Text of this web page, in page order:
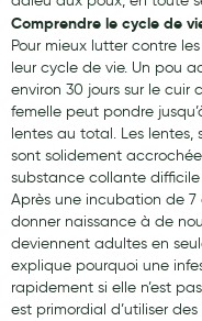
Comprendre le cycle de
Pour mieux lutter contre
leur cycle de vie. Un pou
environ 30 jours sur le cuir
femelle peut pondre
lentes au total. Les
sont solidement
substance collante
Après une incubation de 7
donner naissance à de
deviennent adultes en
explique pourquoi une
rapidement si elle n’est
est primordial d’utiliser